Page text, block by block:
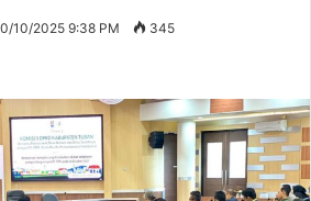
10/2025 9:38 PM 345